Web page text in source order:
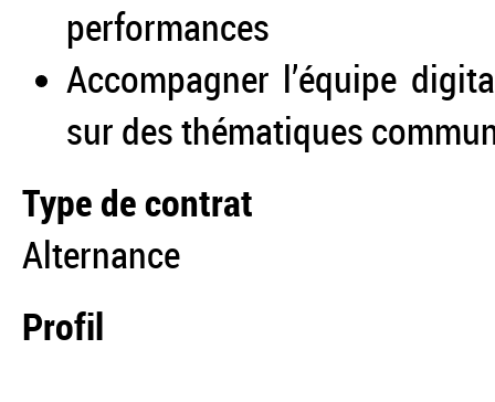
performances
Accompagner l’équipe
sur des thématiques
Type de contrat
Alternance
Profil